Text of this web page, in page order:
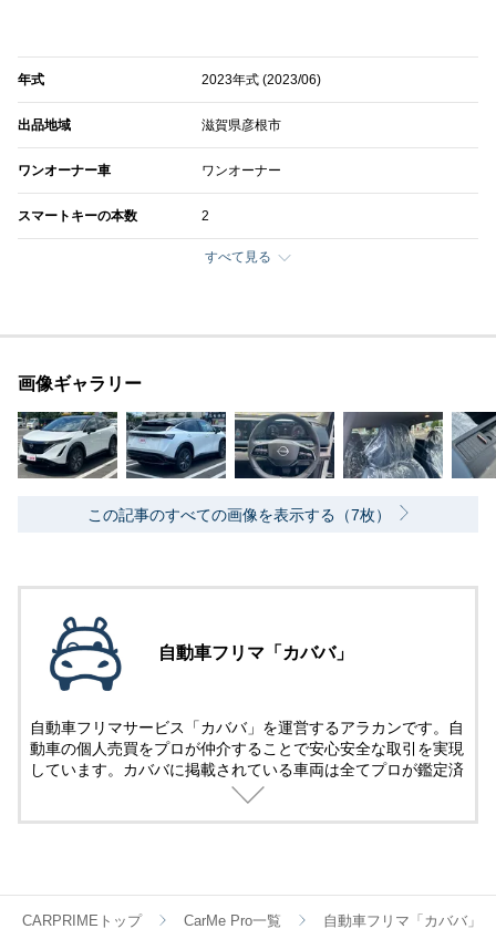
年式 2023年式 (2023/06)
出品地域 滋賀県彦根市
ワンオーナー車 ワンオーナー
スマートキーの本数 2
すべて見る
画像ギャラリー
この記事のすべての画像を表示する（7枚）
自動車フリマ「カババ」
自動車フリマサービス「カババ」を運営するアラカンです。自
動車の個人売買をプロが仲介することで安心安全な取引を実現
しています。カババに掲載されている車両は全てプロが鑑定済
CARPRIMEトップ CarMe Pro一覧 自動車フリマ「カババ」